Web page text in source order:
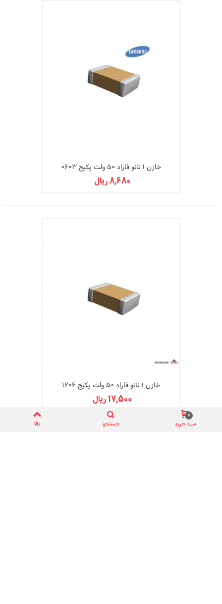
خازن 1 نانو فاراد 50 ولت پکیج 0603
8,680 ریال
خازن 1 نانو فاراد 50 ولت پکیج 1206
17,500 ریال
سبد خرید
0
جستجو بالا